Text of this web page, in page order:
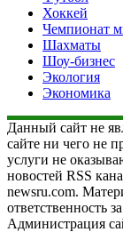
Хоккей
Чемпионат
Шахматы
Шоу-бизнес
Экология
Экономика
Данный сайт не
сайте ни чего не
услуги не
новостей RSS
newsru.com.
ответственность
Администрация